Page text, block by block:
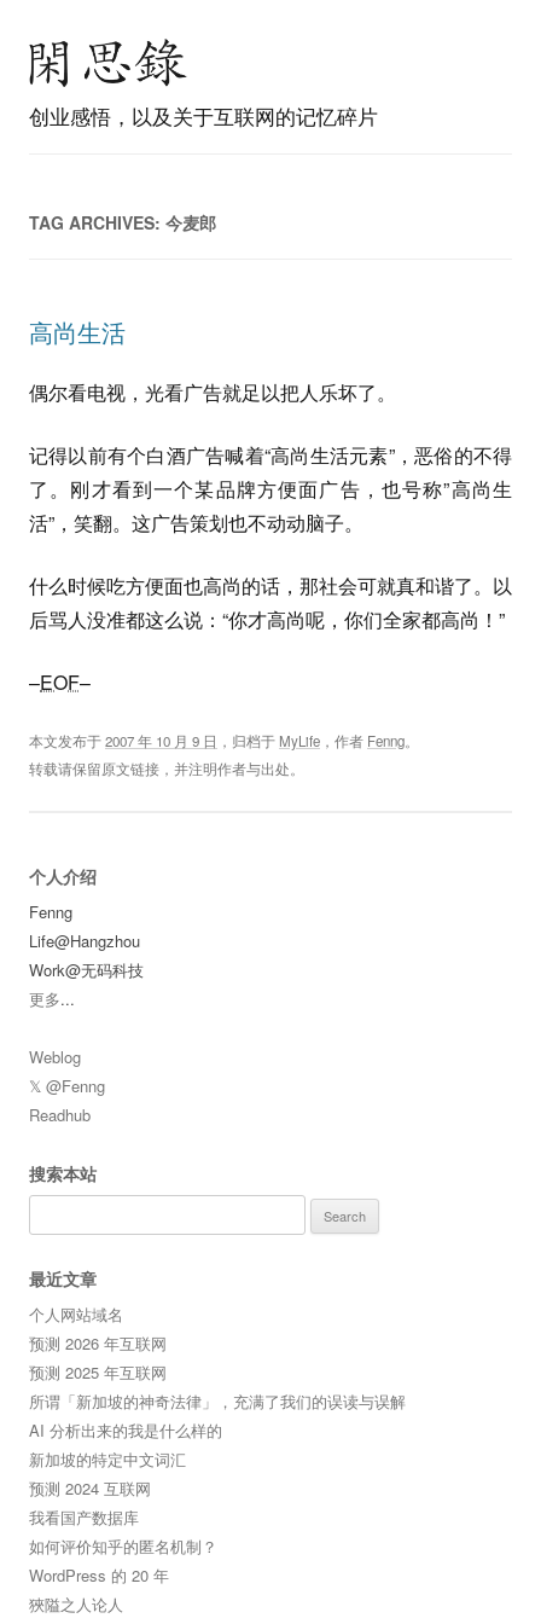
创业感悟，以及关于互联网的记忆碎片
TAG ARCHIVES: 今麦郎
高尚生活
偶尔看电视，光看广告就足以把人乐坏了。
记得以前有个白酒广告喊着“高尚生活元素”，恶俗的不得
了。刚才看到一个某品牌方便面广告，也号称”高尚生
活”，笑翻。这广告策划也不动动脑子。
什么时候吃方便面也高尚的话，那社会可就真和谐了。以
后骂人没准都这么说：“你才高尚呢，你们全家都高尚！”
–EOF–
本文发布于2007 年 10 月 9 日 ，归档于 MyLife ，作者 Fenng。
转载请保留原文链接，并注明作者与出处。
个人介绍
Fenng
Life@Hangzhou
Work@无码科技
更多...
Weblog
𝕏 @Fenng
Readhub
搜索本站
for:
最近文章
个人网站域名
预测 2026 年互联网
预测 2025 年互联网
所谓「新加坡的神奇法律」，充满了我们的误读与误解
AI 分析出来的我是什么样的
新加坡的特定中文词汇
预测 2024 互联网
我看国产数据库
如何评价知乎的匿名机制？
WordPress 的 20 年
狹隘之人论人